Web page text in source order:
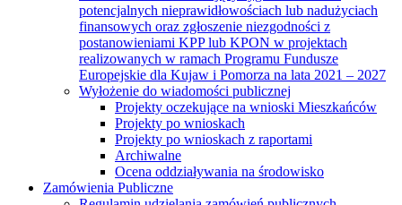
potencjalnych nieprawidłowościach lub nadużyciach
finansowych oraz zgłoszenie niezgodności z
postanowieniami KPP lub KPON w projektach
realizowanych w ramach Programu Fundusze
Europejskie dla Kujaw i Pomorza na lata 2021 – 2027
Wyłożenie do wiadomości publicznej
Projekty oczekujące na wnioski Mieszkańców
Projekty po wnioskach
Projekty po wnioskach z raportami
Archiwalne
Ocena oddziaływania na środowisko
Zamówienia Publiczne